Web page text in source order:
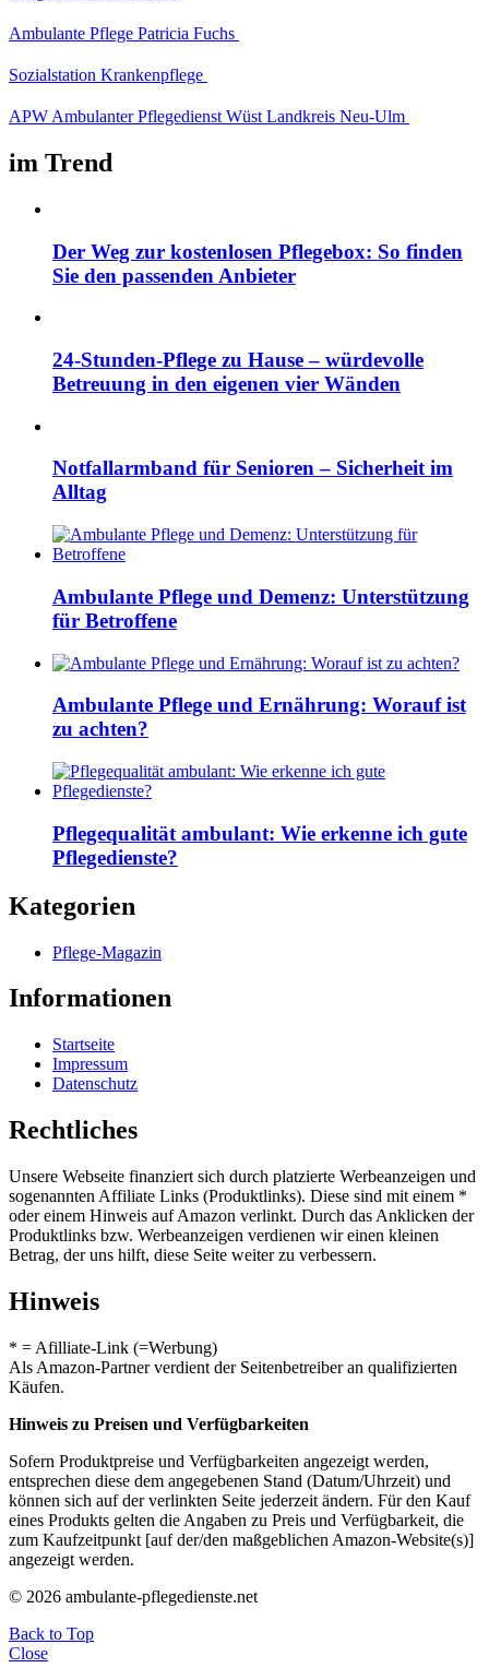
Ambulante Pflege Patricia Fuchs
Sozialstation Krankenpflege
APW Ambulanter Pflegedienst Wüst Landkreis Neu-Ulm
im Trend
Der Weg zur kostenlosen Pflegebox: So finden
Sie den passenden Anbieter
24-Stunden-Pflege zu Hause – würdevolle
Betreuung in den eigenen vier Wänden
Notfallarmband für Senioren – Sicherheit im
Alltag
Ambulante Pflege und Demenz: Unterstützung
für Betroffene
Ambulante Pflege und Ernährung: Worauf ist
zu achten?
Pflegequalität ambulant: Wie erkenne ich gute
Pflegedienste?
Kategorien
Pflege-Magazin
Informationen
Startseite
Impressum
Datenschutz
Rechtliches
Unsere Webseite finanziert sich durch platzierte Werbeanzeigen und
sogenannten Affiliate Links (Produktlinks). Diese sind mit einem *
oder einem Hinweis auf Amazon verlinkt. Durch das Anklicken der
Produktlinks bzw. Werbeanzeigen verdienen wir einen kleinen
Betrag, der uns hilft, diese Seite weiter zu verbessern.
Hinweis
* = Afilliate-Link (=Werbung)
Als Amazon-Partner verdient der Seitenbetreiber an qualifizierten
Käufen.
Hinweis zu Preisen und Verfügbarkeiten
Sofern Produktpreise und Verfügbarkeiten angezeigt werden,
entsprechen diese dem angegebenen Stand (Datum/Uhrzeit) und
können sich auf der verlinkten Seite jederzeit ändern. Für den Kauf
eines Produkts gelten die Angaben zu Preis und Verfügbarkeit, die
zum Kaufzeitpunkt [auf der/den maßgeblichen Amazon-Website(s)]
angezeigt werden.
© 2026 ambulante-pflegedienste.net
Back to Top
Close